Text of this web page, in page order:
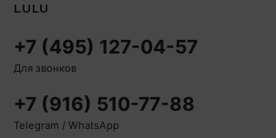
+7 (495) 127-04-57
Для звонков
+7 (916) 510-77-88
Telegram / WhatsApp
LULU